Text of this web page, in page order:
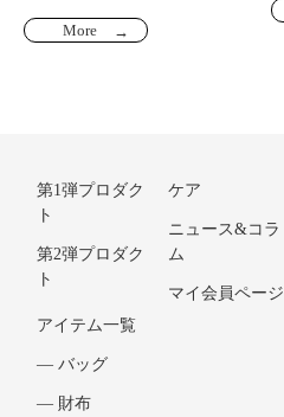
More
第1弾プロダク
ト
第2弾プロダク
ト
アイテム一覧
― バッグ
― 財布
ケア
ニュース&コラ
ム
マイ会員ページ